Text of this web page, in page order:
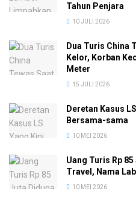
Tahun Penjara
10 JULI 2026
Dua Turis China
Kelor, Korban
Meter
15 JULI 2026
Deretan Kasus
Bersama-sama
10 MEI 2026
Uang Turis Rp
Travel, Nama
10 MEI 2026